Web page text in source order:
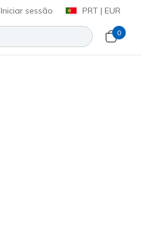
Iniciar sessão PRT | EUR
0